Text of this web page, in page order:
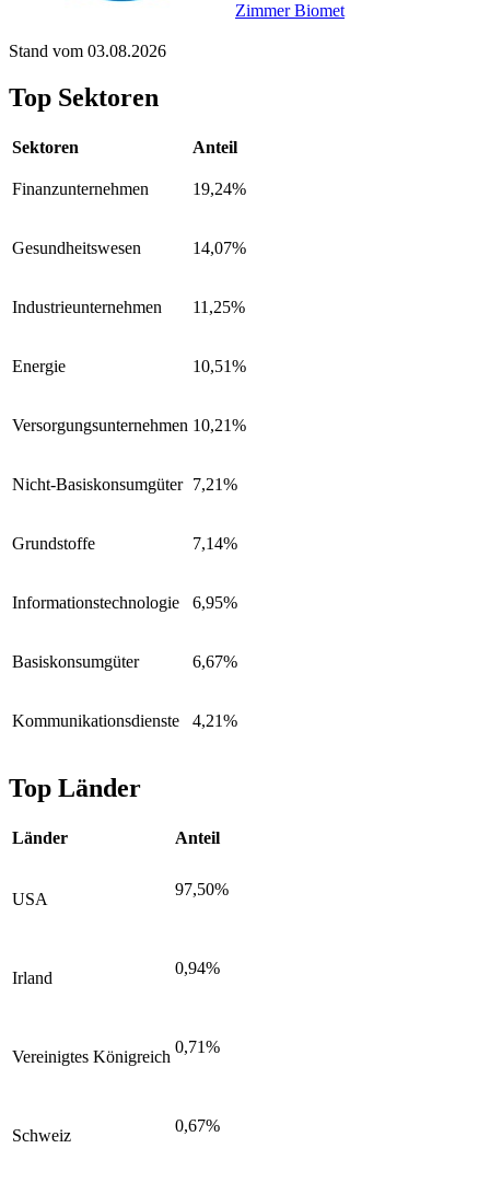
Zimmer Biomet
Stand vom 03.08.2026
Top Sektoren
Sektoren Anteil
Finanzunternehmen 19,24%
Gesundheitswesen 14,07%
Industrieunternehmen 11,25%
Energie 10,51%
Versorgungsunternehmen 10,21%
Nicht-Basiskonsumgüter 7,21%
Grundstoffe 7,14%
Informationstechnologie 6,95%
Basiskonsumgüter 6,67%
Kommunikationsdienste 4,21%
Top Länder
Länder Anteil
USA
97,50%
Irland
0,94%
Vereinigtes Königreich
0,71%
Schweiz
0,67%